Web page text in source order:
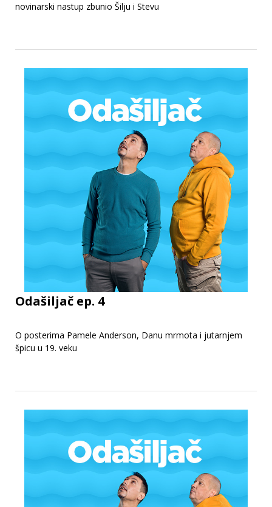
novinarski nastup zbunio Šilju i Stevu
Odašiljač ep. 4
O posterima Pamele Anderson, Danu mrmota i jutarnjem
špicu u 19. veku